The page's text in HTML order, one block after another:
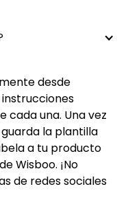
desde
instrucciones
cada una. Una vez
la plantilla
a tu producto
Wisboo. ¡No
de redes sociales